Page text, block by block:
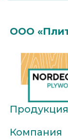
ООО
Продукция
Компания